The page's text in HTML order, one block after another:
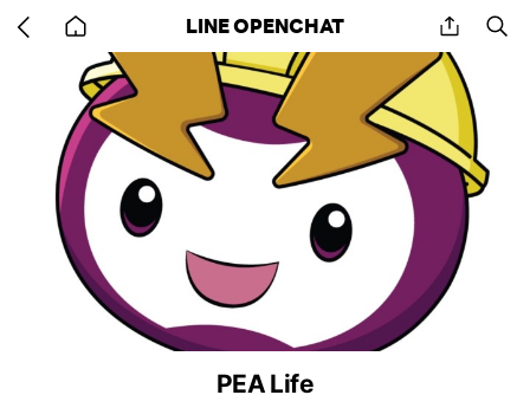
back
home
LINE OPENCHAT share
PEA Life